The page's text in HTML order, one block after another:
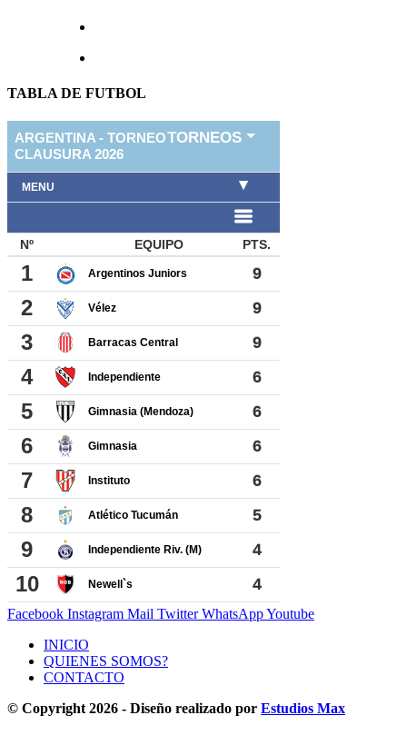
TABLA DE FUTBOL
Facebook Instagram Mail Twitter WhatsAppYoutube
INICIO
QUIENES SOMOS?
CONTACTO
© Copyright 2026 - Diseño realizado por Estudios Max